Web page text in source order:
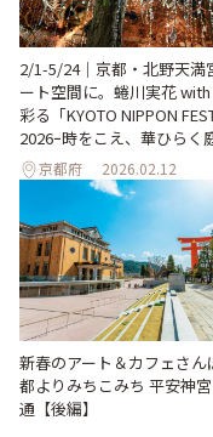
2/1-5/24｜京都・北野天満
ート空間に。蜷川実花 with
彩る「KYOTO NIPPON
2026ｰ時をこえ、華ひらく
京都府 2026.02.12
新春のアート＆カフェさ
都よりみちこみち 平安神
通【後編】